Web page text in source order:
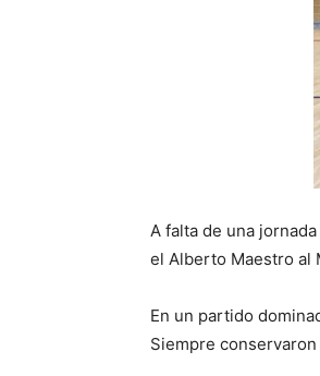
A falta de una
el Alberto Maestro al
En un partido
Siempre